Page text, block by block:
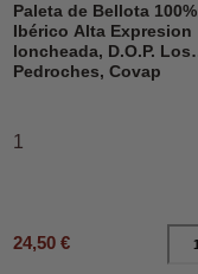
Paleta de Bellota 100%
Ibérico Alta Expresion
loncheada, D.O.P. Los
Pedroches, Covap
1
24,50 €